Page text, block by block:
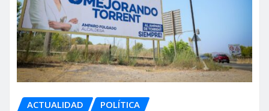
ACTUALIDAD POLÍTICA